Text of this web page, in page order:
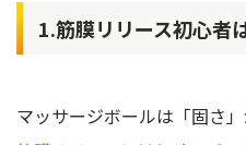
1.筋膜リリース初心者
マッサージボールは「固さ